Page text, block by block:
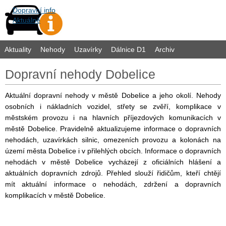
Dopravní info
Aktuálně
Aktuality Nehody Uzavírky Dálnice D1 Archiv
Dopravní nehody Dobelice
Aktuální dopravní nehody v městě Dobelice a jeho okolí. Nehody
osobních i nákladních vozidel, střety se zvěří, komplikace v
městském provozu i na hlavních příjezdových komunikacích v
městě Dobelice. Pravidelně aktualizujeme informace o dopravních
nehodách, uzavírkách silnic, omezeních provozu a kolonách na
území města Dobelice i v přilehlých obcích. Informace o dopravních
nehodách v městě Dobelice vycházejí z oficiálních hlášení a
aktuálních dopravních zdrojů. Přehled slouží řidičům, kteří chtějí
mít aktuální informace o nehodách, zdržení a dopravních
komplikacích v městě Dobelice.